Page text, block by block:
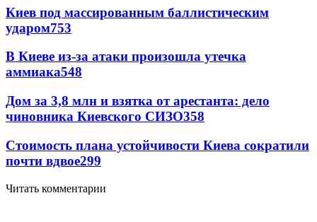
Киев под массированным баллистическим
ударом753
В Киеве из-за атаки произошла утечка
аммиака548
Дом за 3,8 млн и взятка от арестанта: дело
чиновника Киевского СИЗО358
Стоимость плана устойчивости Киева сократили
почти вдвое299
Читать комментарии